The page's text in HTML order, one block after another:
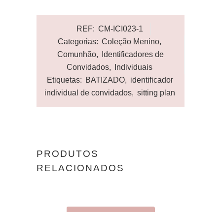
REF: CM-ICI023-1
Categorias: Coleção Menino,
Comunhão,
Identificadores de
Convidados,
Individuais
Etiquetas: BATIZADO, identificador
individual de convidados, sitting plan
PRODUTOS
RELACIONADOS